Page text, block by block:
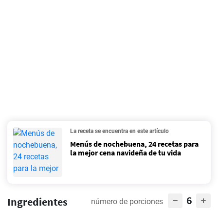
La receta se encuentra en este artículo
Menús de nochebuena, 24 recetas para
la mejor cena navideña de tu vida
Ingredientes número de porciones 6